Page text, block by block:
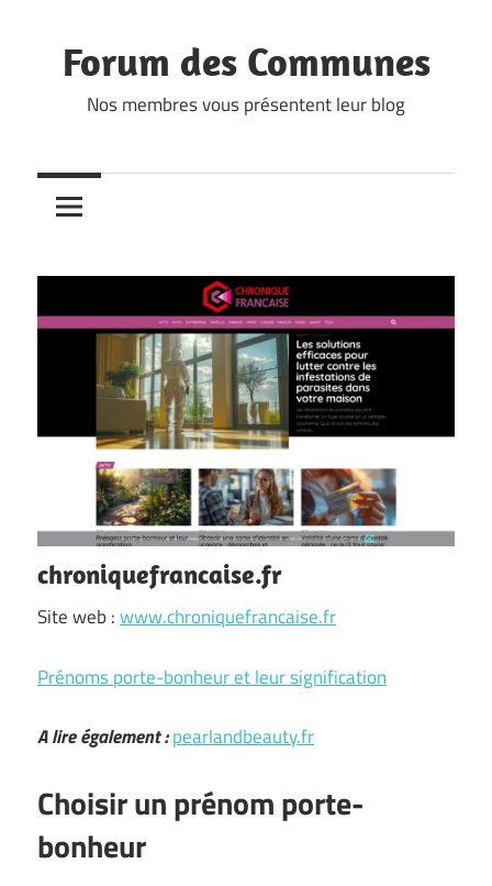
content
Forum des Communes
Nos membres vous présentent leur blog
chroniquefrancaise.fr
Site web :www.chroniquefrancaise.fr
Prénoms porte-bonheur et leur signification
A lire également :pearlandbeauty.fr
Choisir un prénom porte-
bonheur